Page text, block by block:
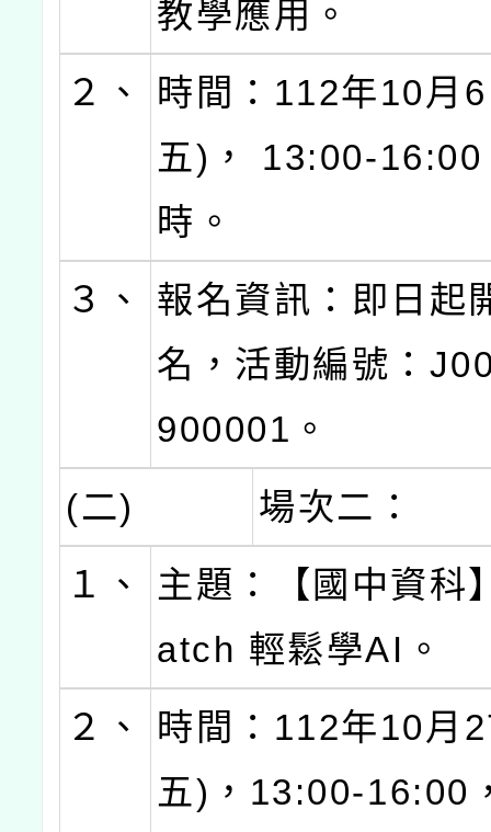
教學應用。
２、
時間：112年10月
五)， 13:00-16:00
時。
３、
報名資訊：即日起
名，活動編號：
900001。
(二)
場次二：
１、
主題：【國中資科
atch 輕鬆學AI。
２、
時間：112年10月
五)，13:00-16:00